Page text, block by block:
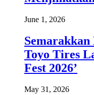
June 1, 2026
Semarakkan
Toyo Tires
Fest 2026’
May 31, 2026